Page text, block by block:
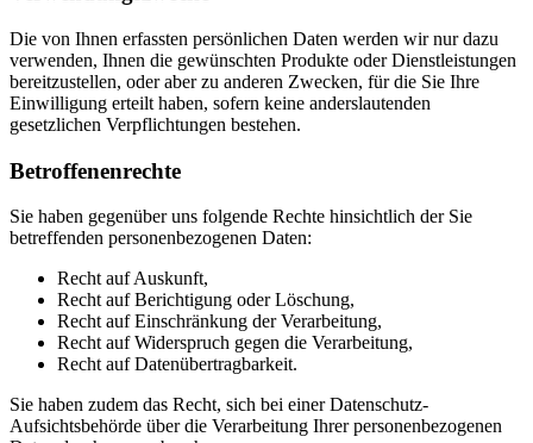
Die von Ihnen erfassten persönlichen Daten werden wir nur dazu
verwenden, Ihnen die gewünschten Produkte oder Dienstleistungen
bereitzustellen, oder aber zu anderen Zwecken, für die Sie Ihre
Einwilligung erteilt haben, sofern keine anderslautenden
gesetzlichen Verpflichtungen bestehen.
Betroffenenrechte
Sie haben gegenüber uns folgende Rechte hinsichtlich der Sie
betreffenden personenbezogenen Daten:
Recht auf Auskunft,
Recht auf Berichtigung oder Löschung,
Recht auf Einschränkung der Verarbeitung,
Recht auf Widerspruch gegen die Verarbeitung,
Recht auf Datenübertragbarkeit.
Sie haben zudem das Recht, sich bei einer Datenschutz-
Aufsichtsbehörde über die Verarbeitung Ihrer personenbezogenen